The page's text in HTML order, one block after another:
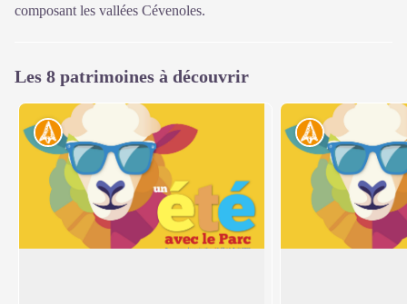
composant les vallées Cévenoles.
Les 8 patrimoines à découvrir
Histoire Histoire